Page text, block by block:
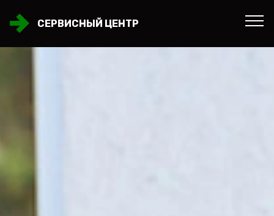
СЕРВИСНЫЙ ЦЕНТР